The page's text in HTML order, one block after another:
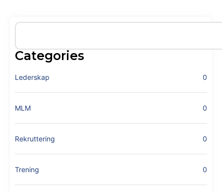
Categories
Lederskap 0
MLM 0
Rekruttering 0
Trening 0